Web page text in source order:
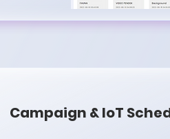
Campaign & IoT